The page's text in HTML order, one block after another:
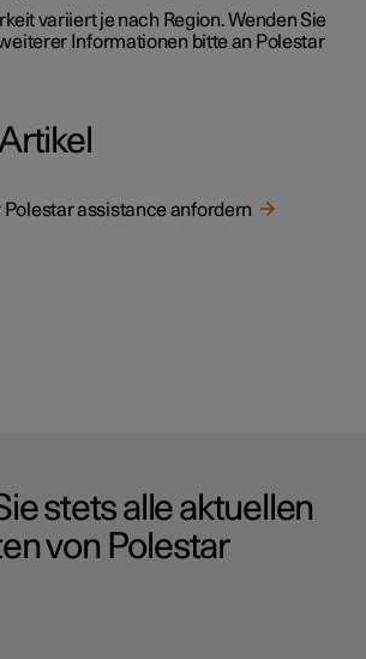
variiert je nach Region. Wenden Sie
Informationen bitte an Polestar
Polestar assistance anfordern
stets alle aktuellen
von Polestar